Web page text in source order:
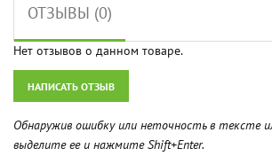
ОТЗЫВЫ (0)
Нет отзывов о данном товаре.
НАПИСАТЬ ОТЗЫВ
Обнаружив ошибку или неточность в тексте
выделите ее и нажмите Shift+Enter.